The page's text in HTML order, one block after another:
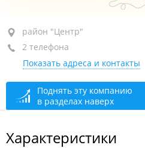
район "Центр", ул. Суханова, 6В
оф. 24
+7 (423) 243-32-39
+7 902 556-59-69
сегодня закрыто
район "Центр"
2 телефона
Показать адреса и контакты
Поднять эту компанию
в разделах наверх
Характеристики